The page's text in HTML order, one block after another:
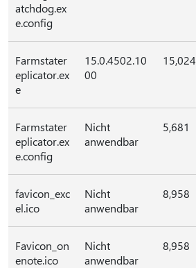
atchdog.ex
e.config
Farmstater
eplicator.ex
e
15.0.4502.10
00
15,024
Farmstater
eplicator.ex
e.config
Nicht
anwendbar
5,681
favicon_exc
el.ico
Nicht
anwendbar
8,958
Favicon_on
enote.ico
Nicht
anwendbar
8,958